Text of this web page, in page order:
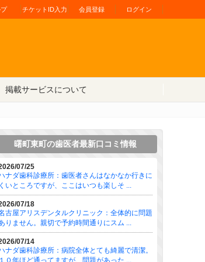
チケットID入力 会員登録 ログイン
掲載サービスについて
曙町東町の歯医者最新口コミ情報
07/25
ナダ歯科診療所：歯医者さんはなかなか行きに
くいところですが、ここはいつも楽しそ ...
07/18
古屋アリスデンタルクリニック：全体的に問題
りません。親切で予約時間通りにスム ...
07/14
ナダ歯科診療所：病院全体とても綺麗で清潔。